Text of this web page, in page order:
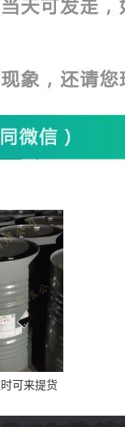
可来提货